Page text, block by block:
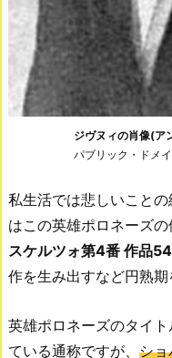
ジヴヌィの肖像(ア
パブリック・ドメ
私生活では悲しいこと
はこの英雄ポロネーズ
スケルツォ第4番 作品54
作を生み出すなど円熟期
英雄ポロネーズのタイ
ている通称ですが、 ショ